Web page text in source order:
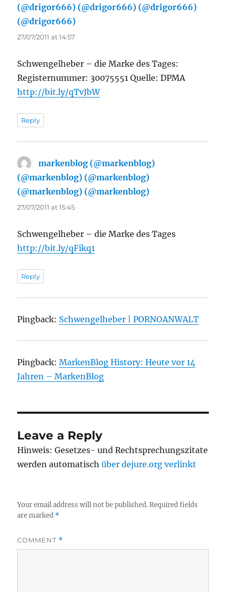
(@drigor666) (@drigor666) (@drigor666)
(@drigor666)
27/07/2011 at 14:57
Schwengelheber – die Marke des Tages:
Registernummer: 30075551 Quelle: DPMA
http://bit.ly/qTvJbW
Reply
markenblog (@markenblog)
(@markenblog) (@markenblog)
(@markenblog) (@markenblog)
27/07/2011 at 15:45
Schwengelheber – die Marke des Tages
http://bit.ly/qFikq1
Reply
Pingback: Schwengelheber | PORNOANWALT
Pingback:MarkenBlog History: Heute vor 14
Jahren – MarkenBlog
Leave a Reply
Hinweis: Gesetzes- und Rechtsprechungszitate
werden automatischüber dejure.org verlinkt
Your email address will not be published. Required fields
are marked *
COMMENT *